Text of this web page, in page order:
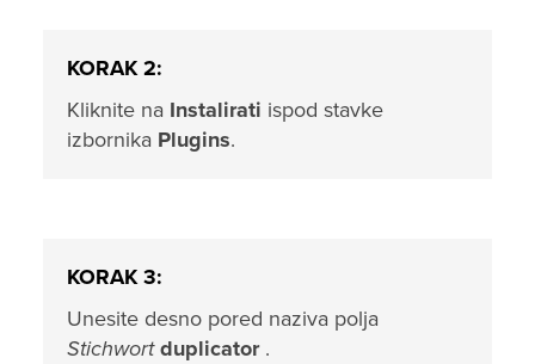
KORAK 2:
Kliknite na Instalirati ispod stavke
izbornika Plugins.
KORAK 3:
Unesite desno pored naziva polja
Stichwortduplicator .